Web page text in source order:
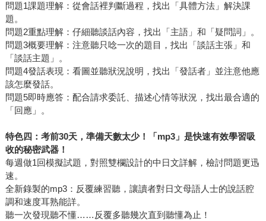
問題1課題理解：從會話裡判斷過程，找出「具體方法」解決課
題。
問題2重點理解：仔細聽談話內容，找出「主語」和「疑問詞」。
問題3概要理解：注意聽只唸一次的題目，找出「談話主張」和
「談話主題」。
問題4發話表現：看圖並聽狀況說明，找出「發話者」並注意他應
該怎麼發話。
問題5即時應答：配合請求委託、描述心情等狀況，找出最合適的
「回應」。
特色四：考前30天，準備天數太少！「mp3」是快速有效學習吸
收的秘密武器！
每週做1回模擬試題，對照雙欄設計的中日文詳解，檢討問題更迅
速。
全新錄製的mp3：反覆練習聽，讓讀者對日文母語人士的說話腔
調和速度耳熟能詳。
聽一次發現聽不懂……反覆多聽幾次直到聽懂為止！